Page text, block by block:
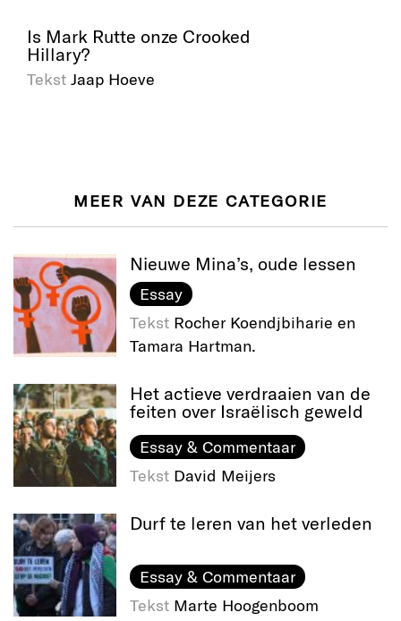
Is Mark Rutte onze Crooked
Hillary?
Tekst Jaap Hoeve
MEER VAN DEZE CATEGORIE
Nieuwe Mina’s, oude lessen
Essay
Tekst Rocher Koendjbiharie en
Tamara Hartman.
Het actieve verdraaien van de
feiten over Israëlisch geweld
Essay & Commentaar
Tekst David Meijers
Durf te leren van het verleden
Essay & Commentaar
Tekst Marte Hoogenboom